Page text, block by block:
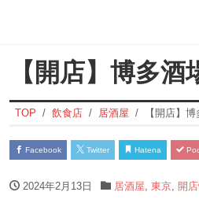
【開店】博多
TOP 飲食店 居酒屋 【開店】
Facebook Twitter Hatena
2024年2月13日 居酒屋 東京, 開